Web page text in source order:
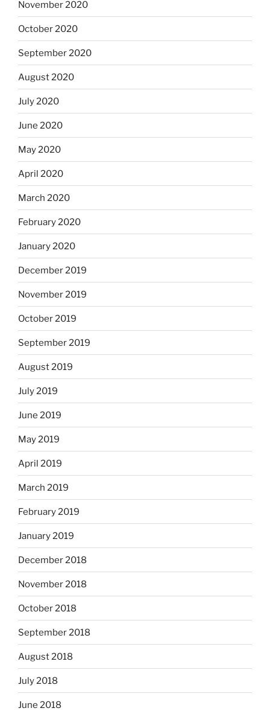
November 2020
October 2020
September 2020
August 2020
July 2020
June 2020
May 2020
April 2020
March 2020
February 2020
January 2020
December 2019
November 2019
October 2019
September 2019
August 2019
July 2019
June 2019
May 2019
April 2019
March 2019
February 2019
January 2019
December 2018
November 2018
October 2018
September 2018
August 2018
July 2018
June 2018